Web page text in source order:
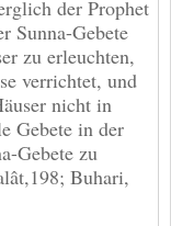
der Prophet
Sunna-Gebete
zu erleuchten,
verrichtet, und
nicht in
Gebete in der
Gebete zu
Buhari,